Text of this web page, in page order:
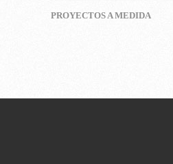
PROYECTOS A MEDIDA